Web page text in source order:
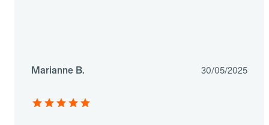
Marianne B. 30/05/2025